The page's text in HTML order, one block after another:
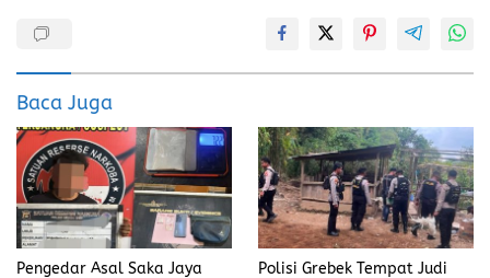
o
o
k
d
o
n
Baca Juga
Pengedar Asal Saka Jaya
Polisi Grebek Tempat Judi